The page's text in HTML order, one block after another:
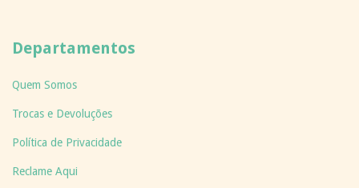
Departamentos
Quem Somos
Trocas e Devoluções
Política de Privacidade
Reclame Aqui